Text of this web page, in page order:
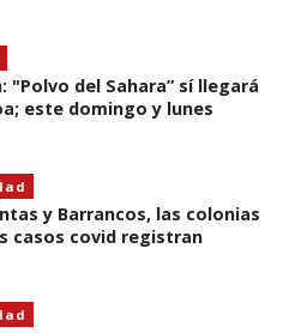
"Polvo del Sahara” sí llegará
este domingo y lunes
y Barrancos, las colonias
casos covid registran